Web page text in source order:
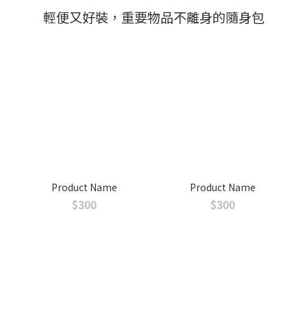
輕便又好裝，重要物品不離身的隨身包
Product Name
$300
Product Name
$300